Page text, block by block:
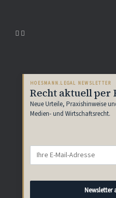
HOESMANN.LEGAL NEWSLETTER
Recht aktuell per
Neue Urteile, Praxishinweise
Medien- und Wirtschaftsrecht.
Newsletter